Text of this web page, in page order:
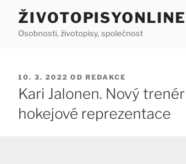
Přejít
obsahuOsobnosti, životopisy, společnost
PUBLIKOVÁNO
10. 3. 2022 OD REDAKCE
Kari Jalonen. Nový
hokejové reprezentace